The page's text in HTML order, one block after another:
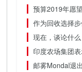
预算2019年愿
作为回收选择
现在，谈论什
印度农场集团
邮雾Mondal退